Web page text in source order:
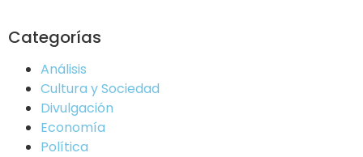
Categorías
Análisis
Cultura y Sociedad
Divulgación
Economía
Política